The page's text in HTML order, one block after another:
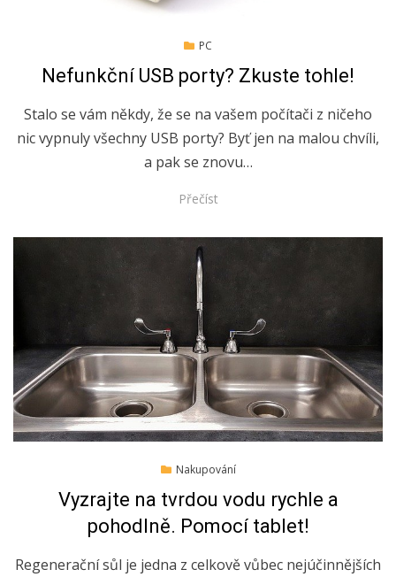
Posted2.9.2019
PC
Nefunkční USB porty? Zkuste tohle!
Stalo se vám někdy, že se na vašem počítači z ničeho
nic vypnuly všechny USB porty? Byť jen na malou chvíli,
a pak se znovu…
Přečíst
Posted3.8.2019
Nakupování
Vyzrajte na tvrdou vodu rychle a
pohodlně. Pomocí tablet!
Regenerační sůl je jedna z celkově vůbec nejúčinnějších